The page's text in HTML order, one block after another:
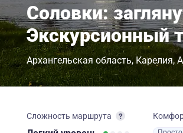
Соловки:
Экскурсионный
Архангельская область Карелия
Сложность маршрута